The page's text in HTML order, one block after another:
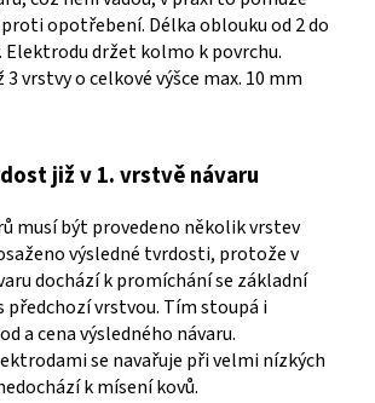
opotřebení. Délka oblouku od 2 do
Elektrodu držet kolmo k povrchu.
3 vrstvy o celkové výšce max. 10 mm
již v 1. vrstvě návaru
musí být provedeno několik vrstev
výsledné tvrdosti, protože v
dochází k promíchání se základní
předchozí vrstvou. Tím stoupá i
a cena výsledného návaru.
se navařuje při velmi nízkých
k mísení kovů.